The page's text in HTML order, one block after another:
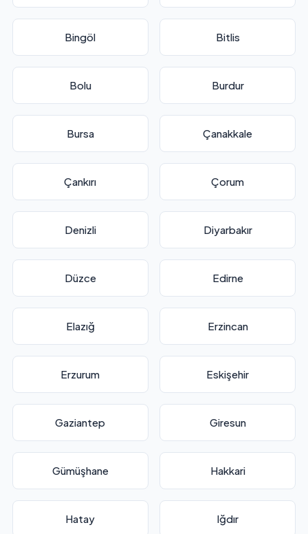
Bingöl Bitlis
Bolu Burdur
Bursa Çanakkale
Çankırı Çorum
Denizli Diyarbakır
Düzce Edirne
Elazığ Erzincan
Erzurum Eskişehir
Gaziantep Giresun
Gümüşhane Hakkari
Hatay Iğdır